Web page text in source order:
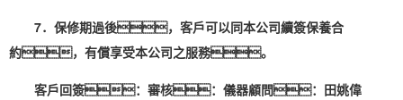
7．保修期過後，客戶可以同本公司續簽保養合
約，有償享受本公司之服務。
客戶回簽：審核：儀器顧問：田姚偉